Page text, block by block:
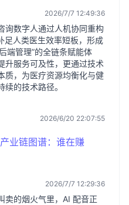
2026/7/7 12:49:36
询数字人通过人机协同重构
足人类医生效率短板，形成
端管理”的全链条赋能体
升服务可及性，更通过技术
质，为医疗资源均衡化与健
的技术路径。
2026/6/20 22:07:55
业链图谱：谁在赚
2026/7/7 12:29:36
卖的烟火气里，AI 配音正